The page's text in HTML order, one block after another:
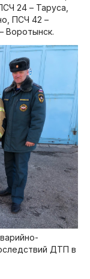
24 – Таруса,
ПСЧ 42 –
Воротынск.